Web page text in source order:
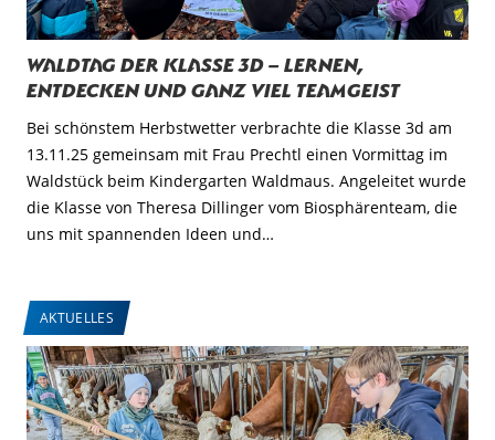
Waldtag der Klasse 3d – Lernen,
Entdecken und ganz viel Teamgeist
Bei schönstem Herbstwetter verbrachte die Klasse 3d am
13.11.25 gemeinsam mit Frau Prechtl einen Vormittag im
Waldstück beim Kindergarten Waldmaus. Angeleitet wurde
die Klasse von Theresa Dillinger vom Biosphärenteam, die
uns mit spannenden Ideen und…
AKTUELLES